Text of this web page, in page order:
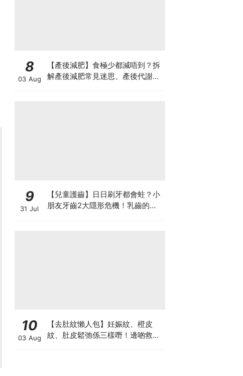
8
03 Aug
【產後減肥】食極少都減唔到？拆
解產後減肥常見迷思、產後代謝、
9
31 Jul
【兒童護齒】日日刷牙都會蛀？小
朋友牙齒2大隱形危機！乳齒的琺
10
03 Aug
【去肚紋懶人包】妊娠紋、橙皮
紋、肚皮鬆弛係三樣嘢！邊啲救得